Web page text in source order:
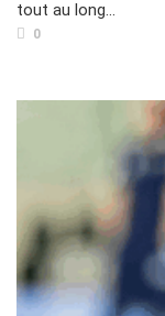
tout au long...
0